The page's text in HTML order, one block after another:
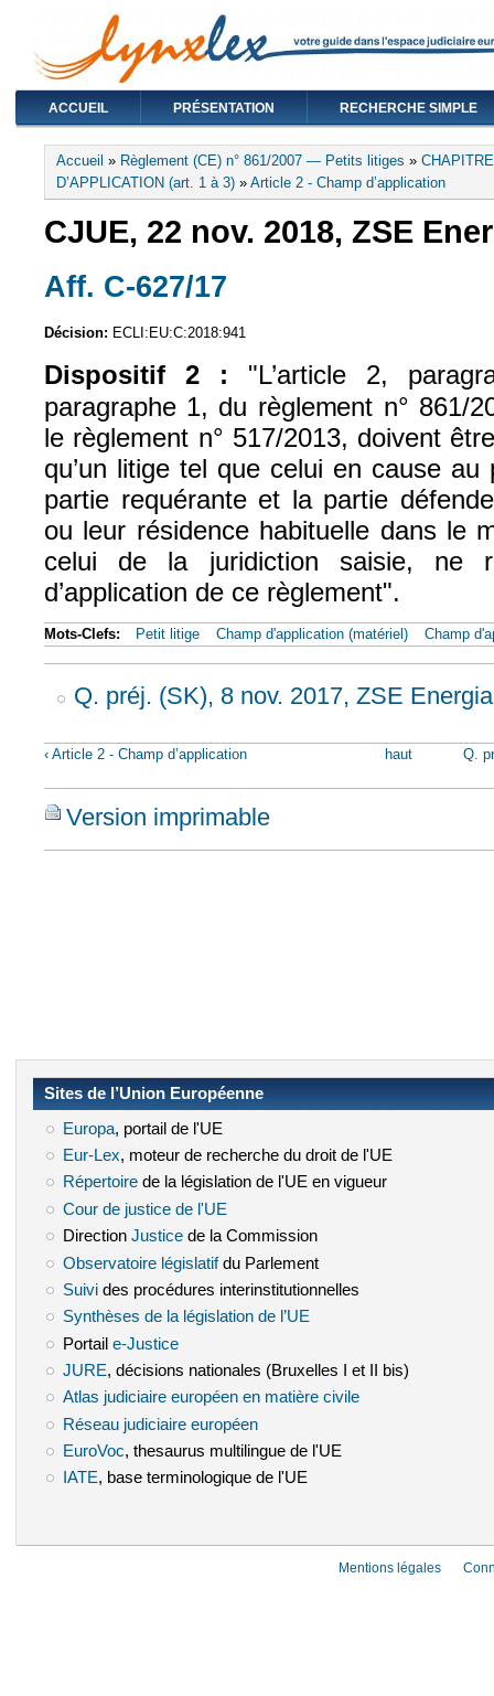
ACCUEIL PRÉSENTATION RECHERCHE SIMPLE
Vous êtes ici
Accueil » Règlement (CE) n° 861/2007 — Petits litiges »
D’APPLICATION (art. 1 à 3) » Article 2 - Champ d’application
CJUE, 22 nov. 2018, ZSE
Aff. C-627/17
Décision: ECLI:EU:C:2018:941
Dispositif 2 :
"L’article 2,
paragraphe 1, du règlement n° 861/
le règlement n° 517/2013, doivent
qu’un litige tel que celui en cause
partie requérante et la partie
ou leur résidence habituelle dans le
celui de la juridiction saisie, ne
d’application de ce règlement".
Mots-Clefs: Petit litige Champ d'application (matériel) Champ
Q. préj. (SK), 8 nov. 2017, ZSE
‹ Article 2 - Champ d’application haut Q.
Version imprimable
Sites de l’Union Européenne
Europa(le lien est externe)
, portail de l'UE
Eur-Lex(le lien est externe)
, moteur de recherche du droit de l'UE
Répertoire(le lien est externe)
de la législation de l'UE en vigueur
Cour de justice de l'UE
Direction Justice(le lien est externe)
de la Commission
Observatoire législatif(le lien est externe)
du Parlement
Suivi(le lien est externe)
des procédures interinstitutionnelles
Synthèses de la législation de l’UE
Portail e-Justice(le lien est externe)
JURE (le lien est externe)
, décisions nationales (Bruxelles I et II bis)
Atlas judiciaire européen en matière civile(le lien est externe)
Réseau judiciaire européen(le lien est externe)
EuroVoc(le lien est externe)
, thesaurus multilingue de l'UE
IATE(le lien est externe)
, base terminologique de l'UE
Mentions légales